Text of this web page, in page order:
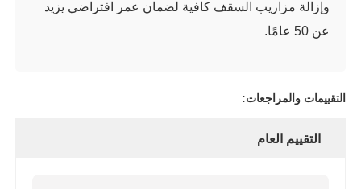
وإزالة مزاريب السقف كافية لضمان عمر افتراضي يزيد
عن 50 عامًا.
التقييمات والمراجعات:
التقييم العام